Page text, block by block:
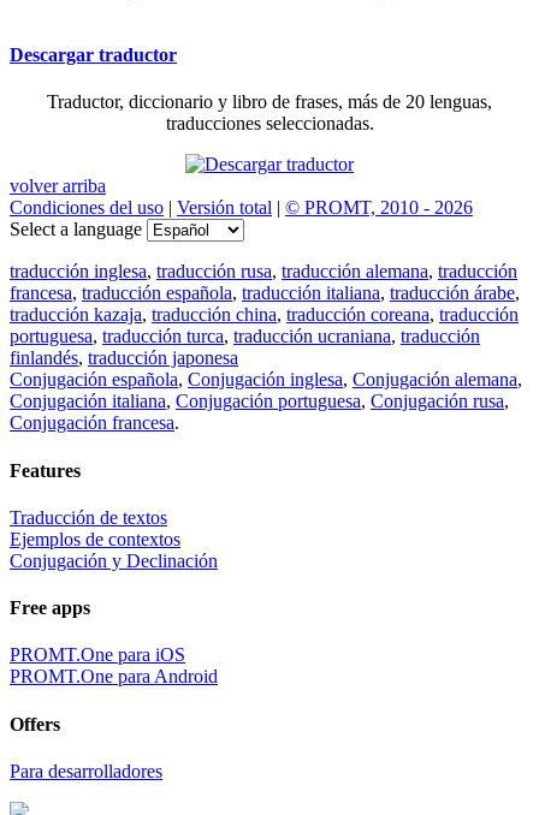
Descargar traductor
Traductor, diccionario y libro de frases, más de 20 lenguas,
traducciones seleccionadas.
volver arriba
Condiciones del uso | Versión total | © PROMT, 2010 - 2026
Select a language
traducción inglesa, traducción rusa, traducción alemana, traducción
francesa, traducción española, traducción italiana, traducción árabe,
traducción kazaja, traducción china, traducción coreana, traducción
portuguesa, traducción turca, traducción ucraniana, traducción
finlandés, traducción japonesa
Conjugación española, Conjugación inglesa, Conjugación alemana,
Conjugación italiana, Conjugación portuguesa, Conjugación rusa,
Conjugación francesa.
Features
Traducción de textos
Ejemplos de contextos
Conjugación y Declinación
Free apps
PROMT.One para iOS
PROMT.One para Android
Offers
Para desarrolladores